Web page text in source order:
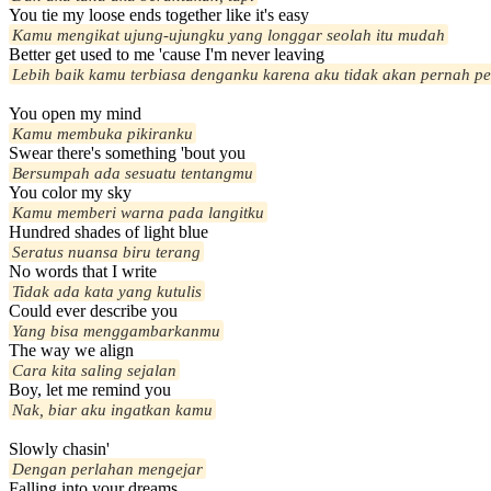
You tie my loose ends together like it's easy
Kamu mengikat ujung-ujungku yang longgar seolah itu mudah
Better get used to me 'cause I'm never leaving
Lebih baik kamu terbiasa denganku karena aku tidak akan pernah
You open my mind
Kamu membuka pikiranku
Swear there's something 'bout you
Bersumpah ada sesuatu tentangmu
You color my sky
Kamu memberi warna pada langitku
Hundred shades of light blue
Seratus nuansa biru terang
No words that I write
Tidak ada kata yang kutulis
Could ever describe you
Yang bisa menggambarkanmu
The way we align
Cara kita saling sejalan
Boy, let me remind you
Nak, biar aku ingatkan kamu
Slowly chasin'
Dengan perlahan mengejar